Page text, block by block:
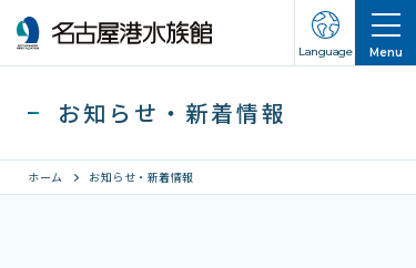
Menu
Language
お知らせ・新着情報
ホーム お知らせ・新着情報